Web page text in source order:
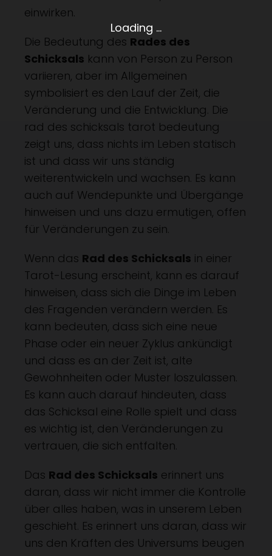
einwirken.
Die Bedeutung des Rades des
Schicksals kann von Person zu Person
variieren, aber im Allgemeinen
symbolisiert es den Lauf der Zeit, die
Veränderung und die Entwicklung. Die
rad des schicksals tarot bedeutung
zeigt uns, dass nichts im Leben statisch
ist und dass wir uns ständig
weiterentwickeln und wachsen. Es kann
auch auf Wendepunkte und Übergänge
hinweisen und uns dazu ermutigen, offen
für Veränderungen zu sein.
Wenn das Rad des Schicksals in einer
Tarot-Lesung erscheint, kann es darauf
hinweisen, dass sich die Dinge im Leben
des Fragenden verändern werden. Es
kann bedeuten, dass sich eine neue
Phase oder ein neuer Zyklus ankündigt
und dass es an der Zeit ist, alte
Gewohnheiten oder Muster loszulassen.
Es kann auch darauf hindeuten, dass
das Schicksal eine Rolle spielt und dass
es wichtig ist, den Veränderungen zu
vertrauen, die sich entfalten.
Das Rad des Schicksals erinnert uns
daran, dass wir nicht immer die Kontrolle
über alles haben, was in unserem Leben
geschieht. Es erinnert uns daran, dass wir
uns den Kräften des Universums beugen
Loading ...